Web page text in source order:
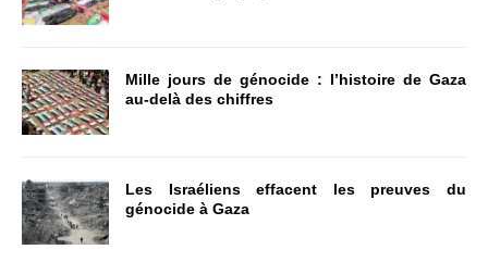
Mille jours de génocide : l’histoire de Gaza
au-delà des chiffres
Les Israéliens effacent les preuves du
génocide à Gaza